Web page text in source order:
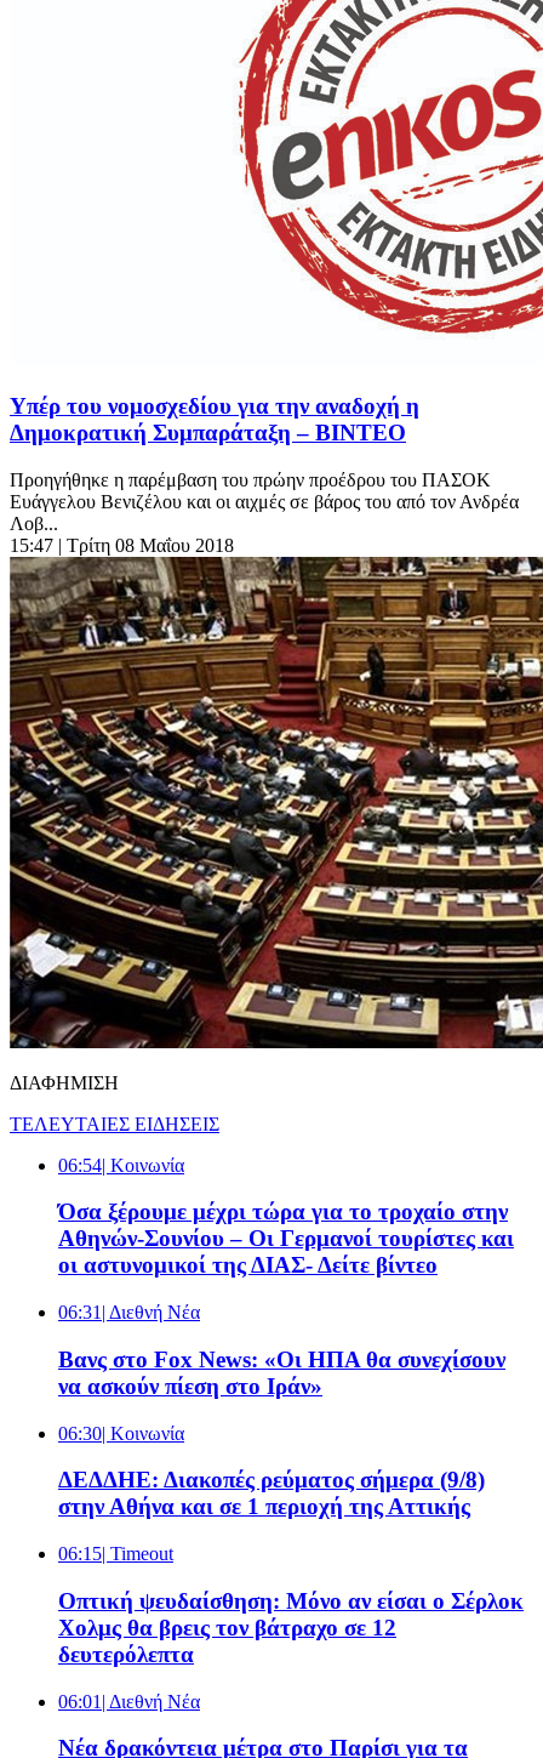
Υπέρ του νομοσχεδίου για την αναδοχή η
Δημοκρατική Συμπαράταξη – ΒΙΝΤΕΟ
Προηγήθηκε η παρέμβαση του πρώην προέδρου του ΠΑΣΟΚ
Ευάγγελου Βενιζέλου και οι αιχμές σε βάρος του από τον Ανδρέα
Λοβ...
15:47 | Τρίτη 08 Μαΐου 2018
ΔΙΑΦΗΜΙΣΗ
ΤΕΛΕΥΤΑΙΕΣ ΕΙΔΗΣΕΙΣ
06:54| Κοινωνία
Όσα ξέρουμε μέχρι τώρα για το τροχαίο στην
Αθηνών-Σουνίου – Οι Γερμανοί τουρίστες και
οι αστυνομικοί της ΔΙΑΣ- Δείτε βίντεο
06:31 | Διεθνή Νέα
Βανς στο Fox News: «Οι ΗΠΑ θα συνεχίσουν
να ασκούν πίεση στο Ιράν»
06:30| Κοινωνία
ΔΕΔΔΗΕ: Διακοπές ρεύματος σήμερα (9/8)
στην Αθήνα και σε 1 περιοχή της Αττικής
06:15| Timeout
Οπτική ψευδαίσθηση: Μόνο αν είσαι ο Σέρλοκ
Χολμς θα βρεις τον βάτραχο σε 12
δευτερόλεπτα
06:01 | Διεθνή Νέα
Νέα δρακόντεια μέτρα στο Παρίσι για τα